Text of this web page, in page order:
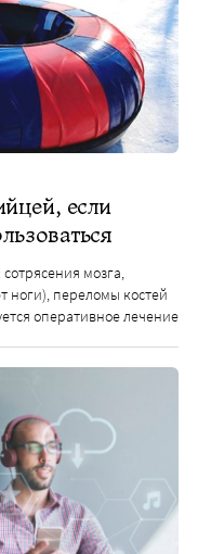
если
мозга,
ноги), переломы костей
оперативное лечение